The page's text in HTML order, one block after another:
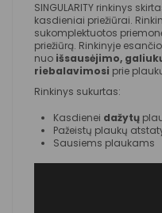
SINGULARITY rinkinys
kasdieniai priežiūrai.
sukomplektuotos
priežiūrą. Rinkinyje
nuo išsausėjimo,
riebalavimosi prie
Rinkinys sukurtas:
Kasdienei dažytų
Pažeistų plaukų
Sausiems plaukams